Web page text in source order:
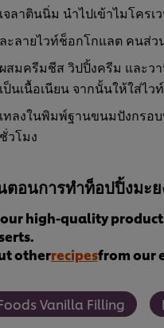
เจลาตินนิ่ม นำไปเข้าไมโครเ
ละลายไวท์ช็อกโกแลต คนส่ว
ผสมครีมชีส วิปปิ้งครีม และว
เป็นเนื้อเนียน จากนั้นให้ใส่ไ
เทลงในพิมพ์ฐานขนมปังกรอ
ชั่วโมง
ตอนการทำท็อปปิ้งมะ
high-quality
otherrecipesfrom our
Vanilla Filling